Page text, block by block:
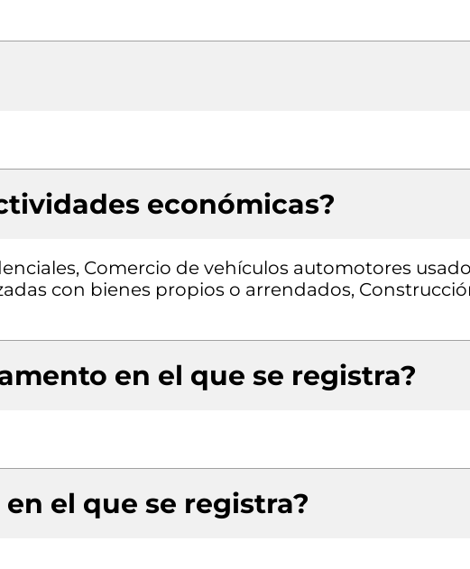
económicas?
Comercio de vehículos automotores
con bienes propios o arrendados,
en el que se registra?
el que se registra?